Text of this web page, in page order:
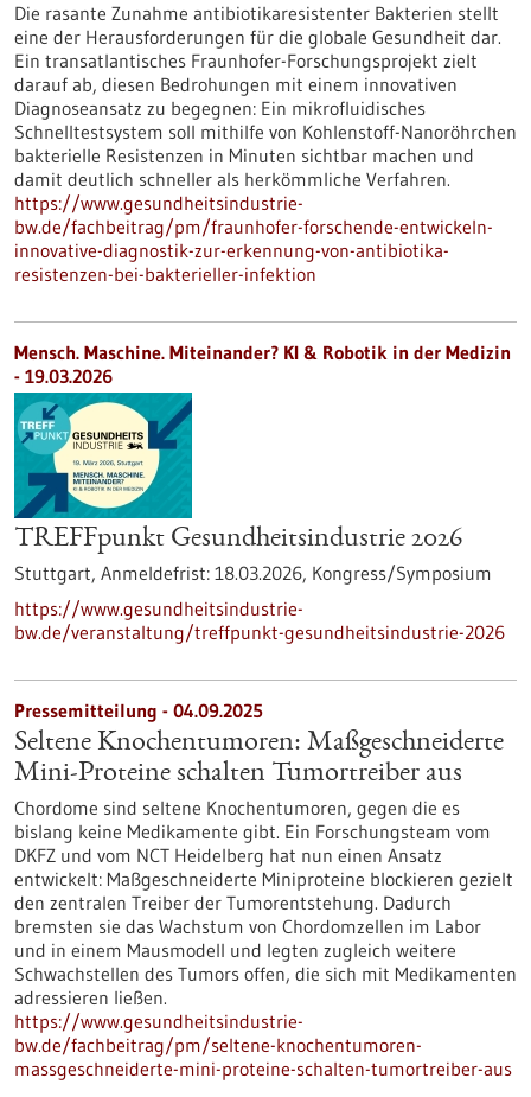
Die rasante Zunahme antibiotikaresistenter Bakterien stellt
eine der Herausforderungen für die globale Gesundheit dar.
Ein transatlantisches Fraunhofer-Forschungsprojekt zielt
darauf ab, diesen Bedrohungen mit einem innovativen
Diagnoseansatz zu begegnen: Ein mikrofluidisches
Schnelltestsystem soll mithilfe von Kohlenstoff-Nanoröhrchen
bakterielle Resistenzen in Minuten sichtbar machen und
damit deutlich schneller als herkömmliche Verfahren.
https://www.gesundheitsindustrie-
bw.de/fachbeitrag/pm/fraunhofer-forschende-entwickeln-
innovative-diagnostik-zur-erkennung-von-antibiotika-
resistenzen-bei-bakterieller-infektion
Mensch. Maschine. Miteinander? KI & Robotik in der Medizin
- 19.03.2026
TREFFpunkt Gesundheitsindustrie 2026
Stuttgart, Anmeldefrist: 18.03.2026, Kongress/Symposium
https://www.gesundheitsindustrie-
bw.de/veranstaltung/treffpunkt-gesundheitsindustrie-2026
Pressemitteilung - 04.09.2025
Seltene Knochentumoren: Maßgeschneiderte
Mini-Proteine schalten Tumortreiber aus
Chordome sind seltene Knochentumoren, gegen die es
bislang keine Medikamente gibt. Ein Forschungsteam vom
DKFZ und vom NCT Heidelberg hat nun einen Ansatz
entwickelt: Maßgeschneiderte Miniproteine blockieren gezielt
den zentralen Treiber der Tumorentstehung. Dadurch
bremsten sie das Wachstum von Chordomzellen im Labor
und in einem Mausmodell und legten zugleich weitere
Schwachstellen des Tumors offen, die sich mit Medikamenten
adressieren ließen.
https://www.gesundheitsindustrie-
bw.de/fachbeitrag/pm/seltene-knochentumoren-
massgeschneiderte-mini-proteine-schalten-tumortreiber-aus